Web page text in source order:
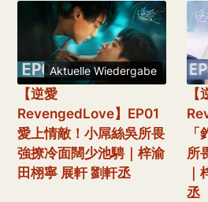
Aktuelle Wiedergabe
【逆愛
RevengedLove】EP01
愛上情敵！小屌絲吳所畏
強撩冷面闊少池騁｜梓渝
田栩寧 展軒 劉軒丞
【
所
丞